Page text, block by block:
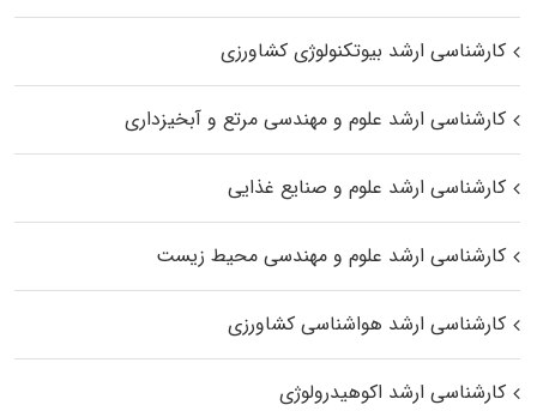
کارشناسی ارشد بیوتکنولوژی کشاورزی
کارشناسی ارشد علوم و مهندسی مرتع و آبخیزداری
کارشناسی ارشد علوم و صنایع غذایی
کارشناسی ارشد علوم و مهندسی محیط زیست
کارشناسی ارشد هواشناسی کشاورزی
کارشناسی ارشد اکوهیدرولوژی